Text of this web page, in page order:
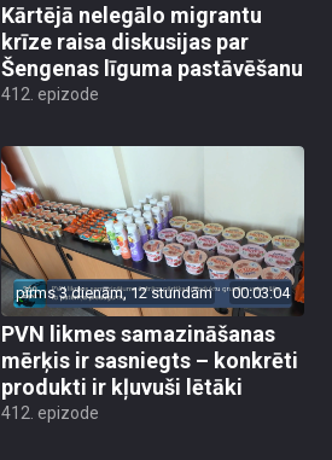
Kārtējā nelegālo migrantu
krīze raisa diskusijas par
Šengenas līguma pastāvēšanu
412. epizode
pirms 3 dienām, 12 stundām 00:03:04
PVN likmes samazināšanas
mērķis ir sasniegts – konkrēti
produkti ir kļuvuši lētāki
412. epizode